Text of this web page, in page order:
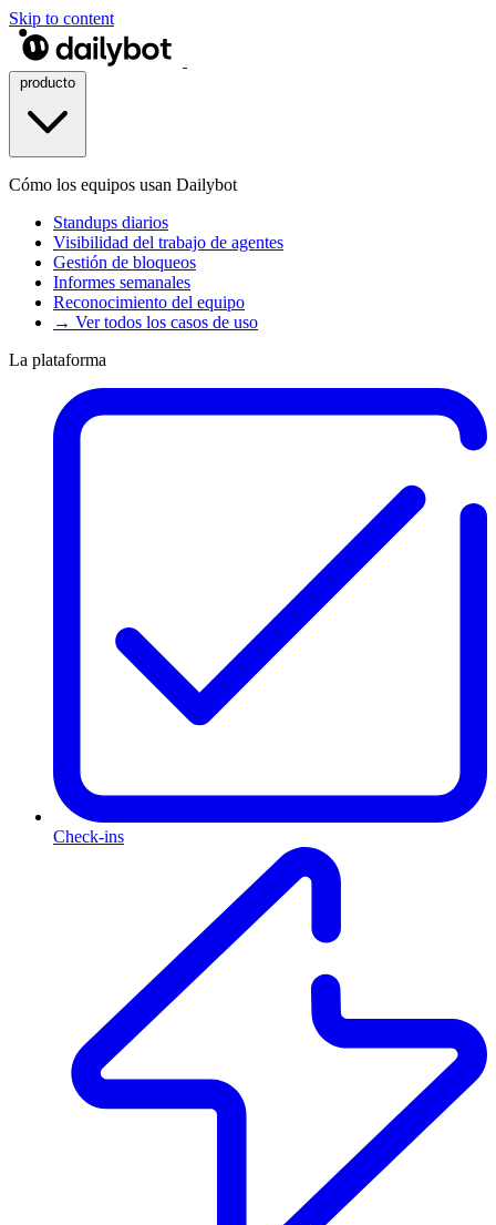
Skip to content
Cómo los equipos usan Dailybot
Standups diarios
Visibilidad del trabajo de agentes
Gestión de bloqueos
Informes semanales
Reconocimiento del equipo
→ Ver todos los casos de uso
La plataforma
Check-ins